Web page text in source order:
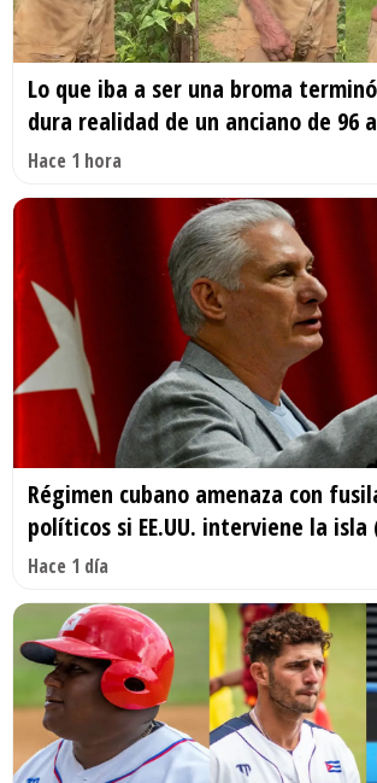
Lo que iba a ser una broma
dura realidad de un anciano de 96
Hace 1 hora
Régimen cubano amenaza con
políticos si EE.UU. interviene la isla
Hace 1 día